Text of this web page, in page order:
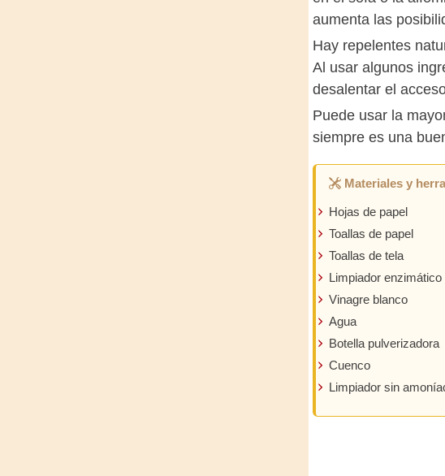
aumenta las
Hay repelentes
Al usar algunos
desalentar el
Puede usar la
siempre es una
Materiales y
Hojas de papel
Toallas de papel
Toallas de tela
Limpiador enzimático
Vinagre blanco
Agua
Botella pulverizadora
Cuenco
Limpiador sin